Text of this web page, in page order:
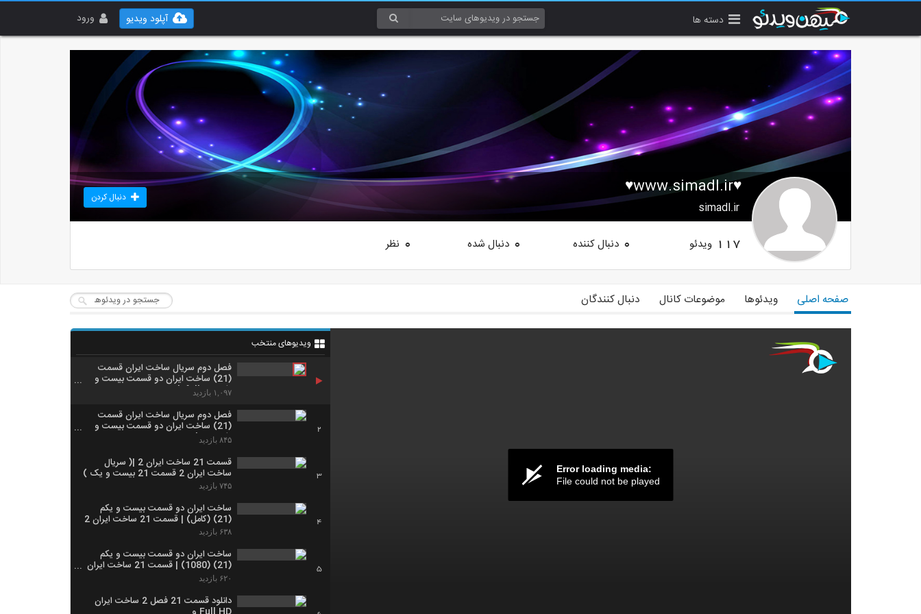
دسته ها ورود آپلود ویدیو
♥www.simadl.ir♥
simadl.ir
دنبال کردن
117 ویدئو 0 دنبال کننده 0 دنبال شده 0 نظر
صفحه اصلی ویدئوها موضوعات کانال دنبال کنندگان
Error loading media:
File could not be played
ویدیوهای منتخب
فصل دوم سریال ساخت ایران قسمت
(21) ساخت ایران دو قسمت بیست و
یکم 480p|4k|full HD
۱,۰۹۷ بازدید
2
فصل دوم سریال ساخت ایران قسمت
(21) ساخت ایران دو قسمت بیست و
یکم 480p|4k|HD
۸۴۵ بازدید
3
قسمت 21 ساخت ایران 2 |( سریال
ساخت ایران 2 قسمت 21 بیست و یک )
۷۴۵ بازدید
4
ساخت ایران دو قسمت بیست و یکم
(21) (کامل) | قسمت 21 ساخت ایران 2
۶۳۸ بازدید
5
ساخت ایران دو قسمت بیست و یکم
(21) (1080) | قسمت 21 ساخت ایران
2
۶۲۰ بازدید
دانلود قسمت 21 فصل 2 ساخت ایران